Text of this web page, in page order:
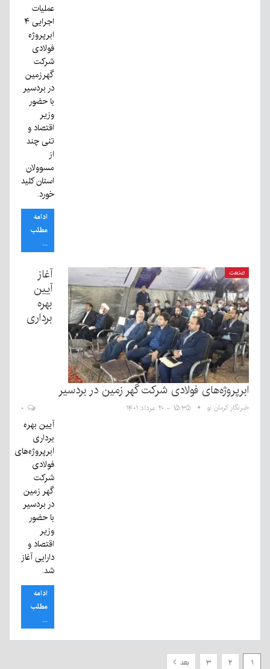
عملیات
اجرایی ۴
ابرپروژه‌
فولادی
شرکت
گهرزمین
در بردسیر
با حضور
وزیر
اقتصاد و
تنی چند
از
مسوولان
استان کلید
خورد.
ادامه
مطلب
...
صنعت
آغاز
آیین
بهره
برداری
ابرپروژه‌های فولادی شرکت گهر زمین در بردسیر
خبرنگار کرمان نو ۱۵:۳۵ - ۲۰ مرداد ۱۴۰۱
آیین بهره
برداری
ابرپروژه‌های
فولادی
شرکت
گهر زمین
در بردسیر
با حضور
وزیر
اقتصاد و
دارایی آغاز
شد.
ادامه
مطلب
...
۱ ۲ ۳ بعد